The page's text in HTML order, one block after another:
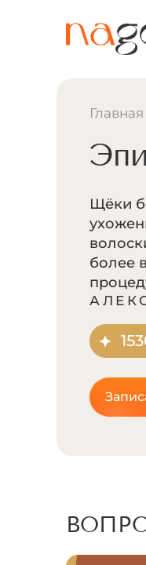
Главная
Щёки
более